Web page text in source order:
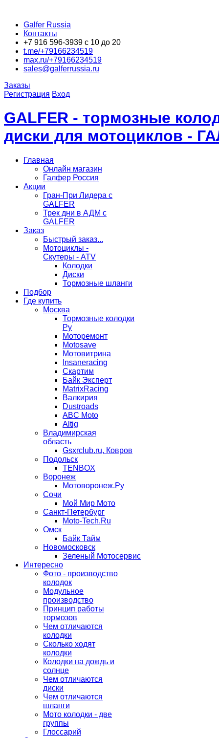
Galfer Russia
Контакты
+7 916 596-3939 с 10 до 20
t.me/+79166234519
max.ru/+79166234519
sales@galferrussia.ru
Заказы
Регистрация Вход
GALFER - тормозные
диски для мотоциклов -
Главная
Онлайн магазин
Галфер Россия
Акции
Гран-При Лидера c
GALFER
Трек дни в АДМ с
GALFER
Заказ
Быстрый заказ...
Мотоциклы -
Скутеры - ATV
Колодки
Диски
Тормозные шланги
Подбор
Где купить
Москва
Тормозные колодки
Ру
Моторемонт
Motosave
Мотовитрина
Insaneracing
Скартим
Байк Эксперт
MatrixRacing
Валкирия
Dustroads
ABC Moto
Altig
Владимирская
область
Gsxrclub.ru, Ковров
Подольск
TENBOX
Воронеж
Мотоворонеж.Ру
Сочи
Мой Мир Мото
Санкт-Петербург
Moto-Tech.Ru
Омск
Байк Тайм
Новомосковск
Зеленый Мотосервис
Интересно
Фото - производство
колодок
Модульное
производство
Принцип работы
тормозов
Чем отличаются
колодки
Сколько ходят
колодки
Колодки на дождь и
солнце
Чем отличаются
диски
Чем отличаются
шланги
Мото колодки - две
группы
Глоссарий